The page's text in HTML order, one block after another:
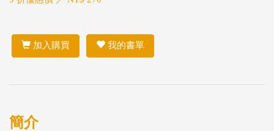
加入購買 我的書單
簡介